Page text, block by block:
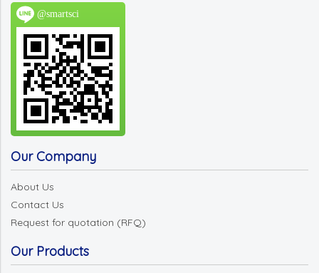
@smartsci
Our Company
About Us
Contact Us
Request for quotation (RFQ)
Our Products